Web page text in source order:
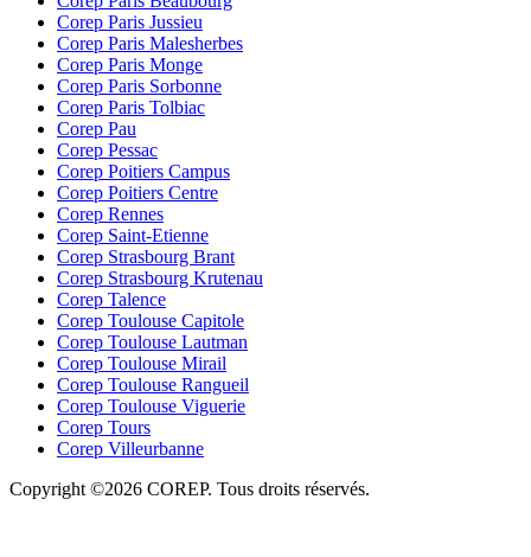
Corep Paris Jussieu
Corep Paris Malesherbes
Corep Paris Monge
Corep Paris Sorbonne
Corep Paris Tolbiac
Corep Pau
Corep Pessac
Corep Poitiers Campus
Corep Poitiers Centre
Corep Rennes
Corep Saint-Etienne
Corep Strasbourg Brant
Corep Strasbourg Krutenau
Corep Talence
Corep Toulouse Capitole
Corep Toulouse Lautman
Corep Toulouse Mirail
Corep Toulouse Rangueil
Corep Toulouse Viguerie
Corep Tours
Corep Villeurbanne
Copyright ©2026 COREP. Tous droits réservés.